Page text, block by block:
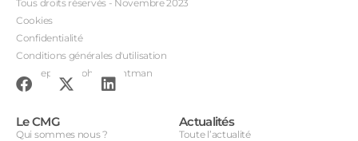
Tous droits réservés - Novembre 2023
Cookies
Confidentialité
Conditions générales d'utilisation
Conception : John Brightman
Le CMG
Qui sommes nous ?
Actualités
Toute l’actualité